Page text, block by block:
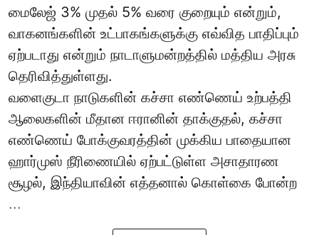
மைலேஜ் 3% முதல் 5% வரை குறையும் என்றும்,
வாகனங்களின் உட்பாகங்களுக்கு எவ்வித பாதிப்பும்
ஏற்படாது என்றும் நாடாளுமன்றத்தில் மத்திய அரசு
தெரிவித்துள்ளது.
வளைகுடா நாடுகளின் கச்சா எண்ணெய் உற்பத்தி
ஆலைகளின் மீதான ஈரானின் தாக்குதல், கச்சா
எண்ணெய் போக்குவரத்தின் முக்கிய பாதையான
ஹார்முஸ் நீரிணையில் ஏற்பட்டுள்ள அசாதாரண
சூழல், இந்தியாவின் எத்தனால் கொள்கை போன்ற
...